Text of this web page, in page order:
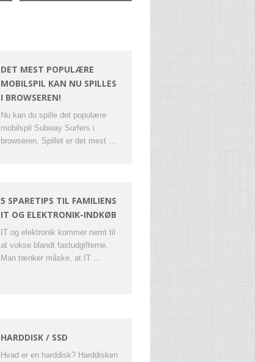
DET MEST POPULÆRE
MOBILSPIL KAN NU SPILLES
I BROWSEREN!
Nu kan du spille det populære
mobilspil Subway Surfers i
browseren. Spillet er det mest …
5 SPARETIPS TIL FAMILIENS
IT OG ELEKTRONIK-INDKØB
IT og elektronik kommer nemt til
at vokse blandt fastudgifterne.
Man tænker måske, at IT …
HARDDISK / SSD
Hvad er en harddisk? Harddisken